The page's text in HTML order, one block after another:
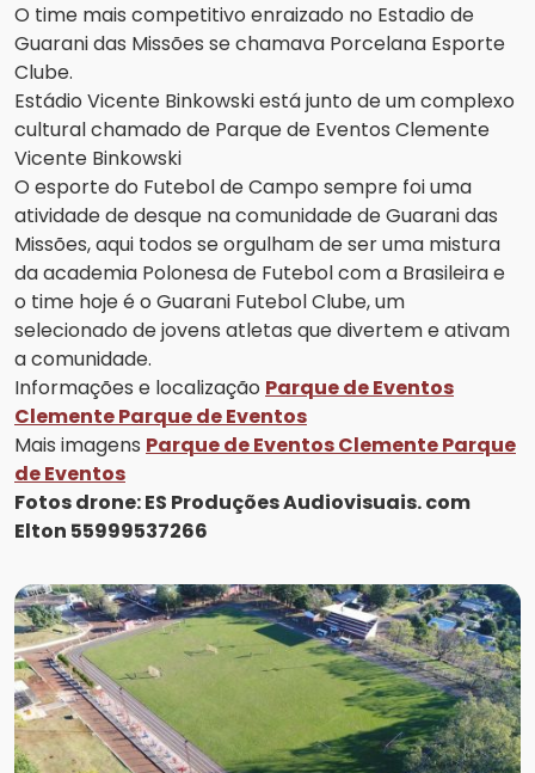
O time mais competitivo enraizado no Estadio de
Guarani das Missões se chamava Porcelana Esporte
Clube.
Estádio Vicente Binkowski está junto de um complexo
cultural chamado de Parque de Eventos Clemente
Vicente Binkowski
O esporte do Futebol de Campo sempre foi uma
atividade de desque na comunidade de Guarani das
Missões, aqui todos se orgulham de ser uma mistura
da academia Polonesa de Futebol com a Brasileira e
o time hoje é o Guarani Futebol Clube, um
selecionado de jovens atletas que divertem e ativam
a comunidade.
Informações e localização Parque de Eventos
Clemente Parque de Eventos
Mais imagens Parque de Eventos Clemente Parque
de Eventos
Fotos drone: ES Produções Audiovisuais. com
Elton 55999537266